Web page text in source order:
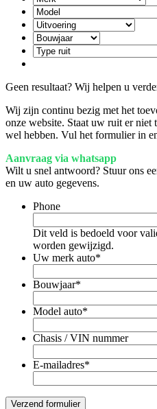
Geen resultaat? Wij helpen u
Wij zijn continu bezig met het
onze website. Staat uw ruit er niet
wel hebben. Vul het formulier in
Aanvraag via whatsapp
Wilt u snel antwoord? Stuur ons
en uw auto gegevens.
Phone
Dit veld is bedoeld voor
worden gewijzigd.
Uw merk auto*
Bouwjaar*
Model auto*
Chasis / VIN nummer
E-mailadres*